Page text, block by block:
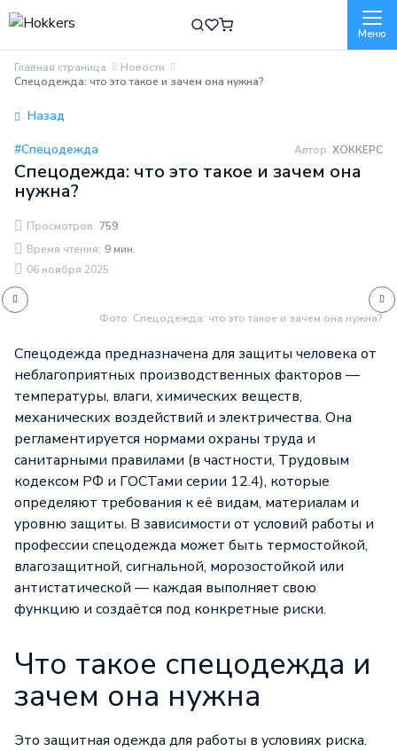
Меню
Главная страница
Новости
Спецодежда: что это такое и зачем она нужна?
Назад
#Спецодежда
Автор: ХОККЕРС
Спецодежда: что это такое и зачем она
нужна?
Просмотров: 759
Время чтения: 9 мин.
06 ноября 2025
Фото: Спецодежда: что это такое и зачем она нужна?
Спецодежда предназначена для защиты человека от
неблагоприятных производственных факторов —
температуры, влаги, химических веществ,
механических воздействий и электричества. Она
регламентируется нормами охраны труда и
санитарными правилами (в частности, Трудовым
кодексом РФ и ГОСТами серии 12.4), которые
определяют требования к её видам, материалам и
уровню защиты. В зависимости от условий работы и
профессии спецодежда может быть термостойкой,
влагозащитной, сигнальной, морозостойкой или
антистатической — каждая выполняет свою
функцию и создаётся под конкретные риски.
Что такое спецодежда и
зачем она нужна
Это защитная одежда для работы в условиях риска.